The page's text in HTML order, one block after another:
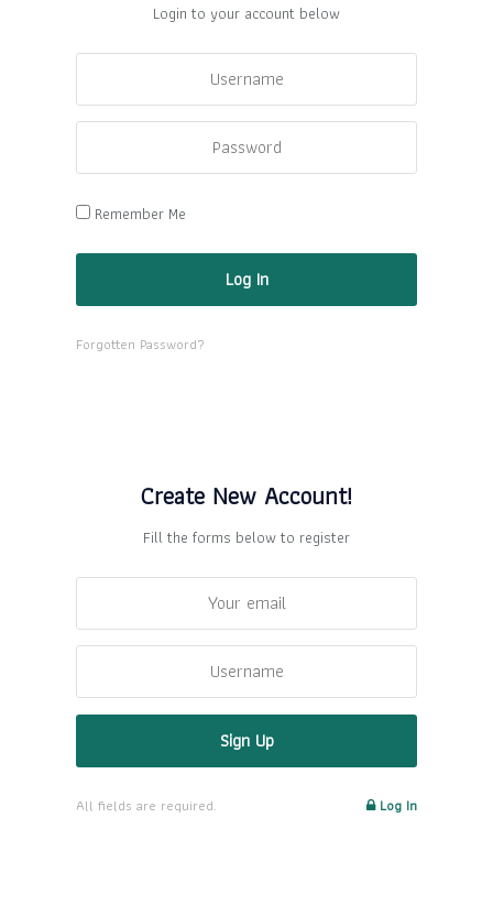
Login to your account below
Remember Me
Forgotten Password?
Create New Account!
Fill the forms below to register
All fields are required. Log In